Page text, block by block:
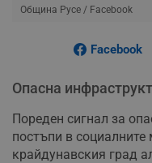
Община Русе / Facebook
Facebook
Опасна
Пореден сигнал за
постъпи в
крайдунавския град